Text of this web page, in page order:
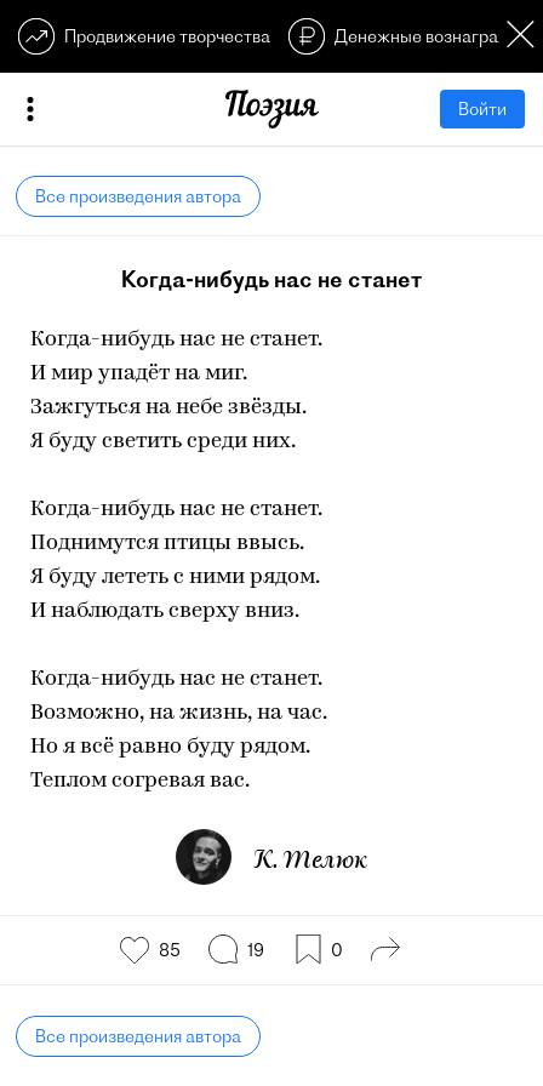
Продвижение творчества Денежные
Войти
Все произведения автора
Когда-нибудь нас не станет
Когда-нибудь нас не станет.
И мир упадёт на миг.
Зажгуться на небе звёзды.
Я буду светить среди них.
Когда-нибудь нас не станет.
Поднимутся птицы ввысь.
Я буду лететь с ними рядом.
И наблюдать сверху вниз.
Когда-нибудь нас не станет.
Возможно, на жизнь, на час.
Но я всё равно буду рядом.
Теплом согревая вас.
К. Телюк
85 19 0
Все произведения автора